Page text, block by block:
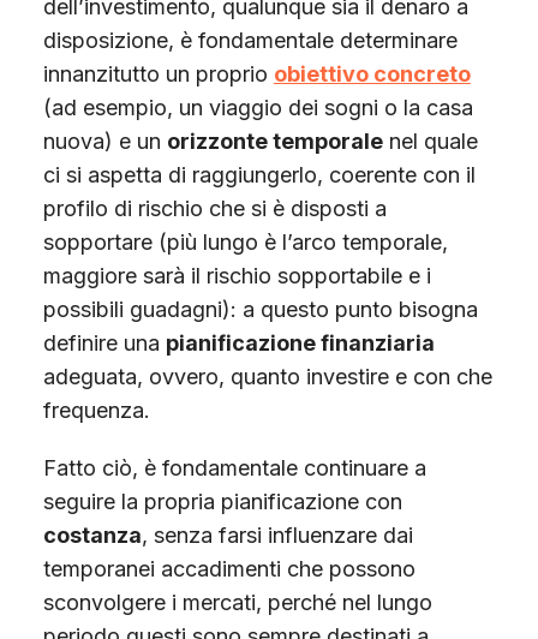
dell’investimento, qualunque sia il denaro a
disposizione, è fondamentale determinare
innanzitutto un proprio obiettivo concreto
(ad esempio, un viaggio dei sogni o la casa
nuova) e un orizzonte temporalenel quale
ci si aspetta di raggiungerlo, coerente con il
profilo di rischio che si è disposti a
sopportare (più lungo è l’arco temporale,
maggiore sarà il rischio sopportabile e i
possibili guadagni): a questo punto bisogna
definire una pianificazione finanziaria
adeguata, ovvero, quanto investire e con che
frequenza.
Fatto ciò, è fondamentale continuare a
seguire la propria pianificazione con
costanza, senza farsi influenzare dai
temporanei accadimenti che possono
sconvolgere i mercati, perché nel lungo